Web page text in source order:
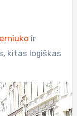
ir
kitas logiškas